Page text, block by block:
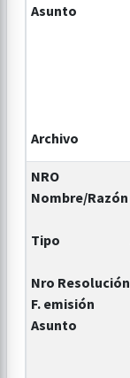
Asunto
Archivo
NRO
Nombre/Razón
Tipo
Nro Resolución
F. emisión
Asunto